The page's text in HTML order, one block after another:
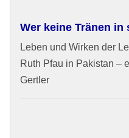
Wer keine Tränen in
Leben und Wirken der
Ruth Pfau in Pakistan –
Gertler